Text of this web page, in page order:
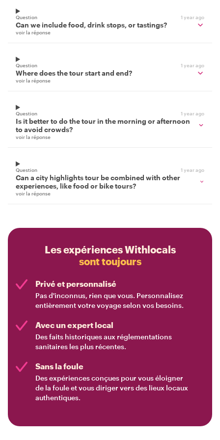
Question 1 year ago
Can we include food, drink stops, or tastings?
voir la réponse
Question 1 year ago
Where does the tour start and end?
voir la réponse
Question 1 year ago
Is it better to do the tour in the morning or afternoon
to avoid crowds?
voir la réponse
Question 1 year ago
Can a city highlights tour be combined with other
experiences, like food or bike tours?
voir la réponse
Les expériences Withlocals
sont toujours
Privé et personnalisé
Pas d'inconnus, rien que vous. Personnalisez
entièrement votre voyage selon vos besoins.
Avec un expert local
Des faits historiques aux réglementations
sanitaires les plus récentes.
Sans la foule
Des expériences conçues pour vous éloigner
de la foule et vous diriger vers des lieux locaux
authentiques.